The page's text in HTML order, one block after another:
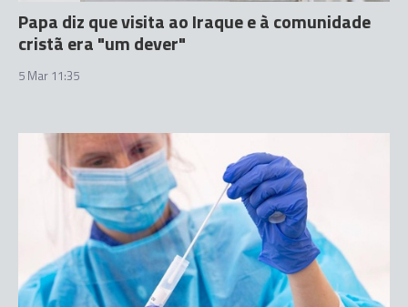
Papa diz que visita ao Iraque e à comunidade
cristã era "um dever"
5 Mar 11:35